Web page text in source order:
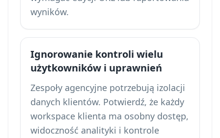
wyników.
Ignorowanie kontroli wielu
użytkowników i uprawnień
Zespoły agencyjne potrzebują izolacji
danych klientów. Potwierdź, że każdy
workspace klienta ma osobny dostęp,
widoczność analityki i kontrole